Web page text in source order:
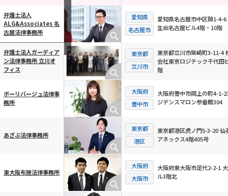
横スクロール可能
弁護士法人
ALG&Associates 名
古屋法律事務所
愛知県
名古屋市
愛知県名古屋市中区錦1-4-6
生命名古屋ビル4階・10階
弁護士法人ガーディア
ン法律事務所 立川オ
フィス
東京都
立川市
東京都立川市柴崎町3-11-4
会社東京ロジテック千代田
階
ボーリバージュ法律事
務所
大阪府
豊中市
大阪府豊中市岡上の町4-1-
ジデンスマロン参番館304
あざぶ法律事務所
東京都
港区
東京都港区虎ノ門5-3-20 仙
アネックス4階405号
東大阪布施法律事務所
大阪府
大阪市
大阪府東大阪市足代2-2-1
ル3階北